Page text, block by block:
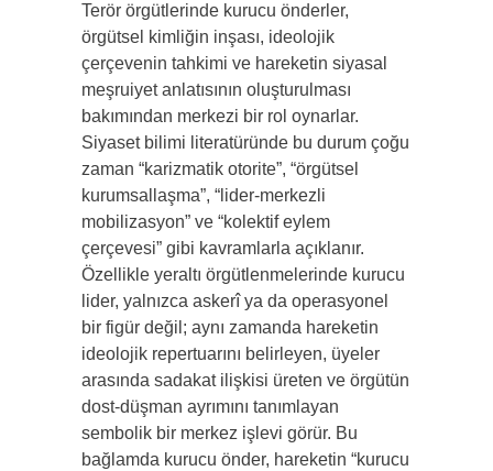
Terör örgütlerinde kurucu önderler,
örgütsel kimliğin inşası, ideolojik
çerçevenin tahkimi ve hareketin siyasal
meşruiyet anlatısının oluşturulması
bakımından merkezi bir rol oynarlar.
Siyaset bilimi literatüründe bu durum çoğu
zaman “karizmatik otorite”, “örgütsel
kurumsallaşma”, “lider-merkezli
mobilizasyon” ve “kolektif eylem
çerçevesi” gibi kavramlarla açıklanır.
Özellikle yeraltı örgütlenmelerinde kurucu
lider, yalnızca askerî ya da operasyonel
bir figür değil; aynı zamanda hareketin
ideolojik repertuarını belirleyen, üyeler
arasında sadakat ilişkisi üreten ve örgütün
dost-düşman ayrımını tanımlayan
sembolik bir merkez işlevi görür. Bu
bağlamda kurucu önder, hareketin “kurucu